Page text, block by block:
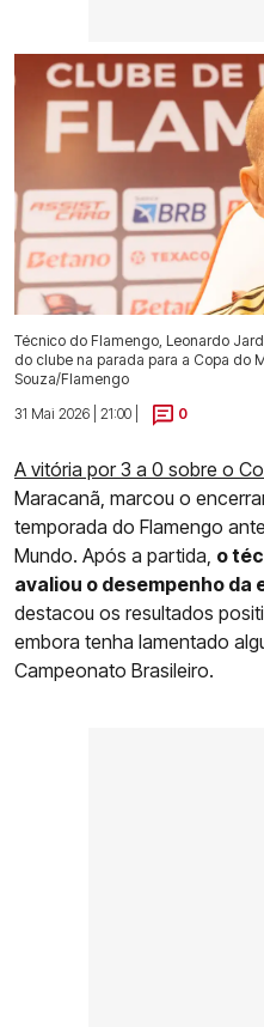
Técnico do Flamengo, Leonardo
do clube na parada para a Copa do
Souza/Flamengo
31 Mai 2026 | 21:00 |
0
A vitória por 3 a 0 sobre o
Maracanã, marcou o
temporada do Flamengo
Mundo. Após a partida, o
avaliou o desempenho da
destacou os resultados
embora tenha lamentado
Campeonato Brasileiro.